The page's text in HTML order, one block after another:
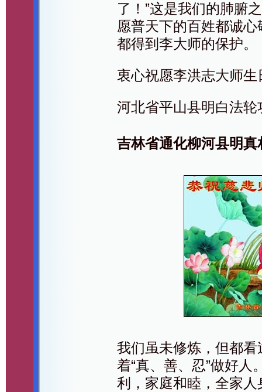
了！”这是我们的肺腑
愿普天下的百姓都诚心
都得到李大师的保护。
衷心祝愿李洪志大师生
河北省平山县明白法
吉林省通化柳河县明
我们虽未修炼，但都
着“真、善、忍”做好
利，家庭和睦，全家